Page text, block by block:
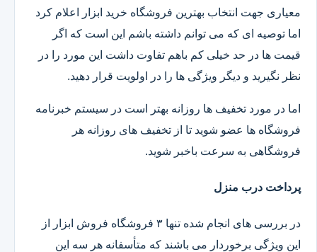
معیاری جهت انتخاب بهترین فروشگاه خرید ابزار اعلام کرد
اما توصیه ای که می توانم داشته باشم این است که اگر
قیمت ها در حد خیلی کم باهم تفاوت داشت این مورد را در
نظر نگیرید و دیگر ویژگی ها را در اولویت قرار دهید.
اما در مورد تخفیف ها روزانه بهتر است در سیستم خبرنامه
فروشگاه ها عضو شوید تا از تخفیف های روزانه هر
فروشگاهی به سرعت باخبر شوید.
پرداخت درب منزل
در بررسی های انجام شده تنها ۳ فروشگاه فروش ابزار از
این ویژگی برخوردار می باشند که متأسفانه هر سه این